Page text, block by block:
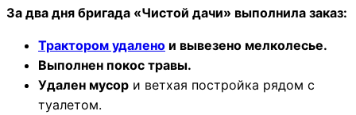
За два дня бригада «Чистой дачи» выполнила заказ:
Трактором удалено и вывезено мелколесье.
Выполнен покос травы.
Удален мусор и ветхая постройка рядом с
туалетом.